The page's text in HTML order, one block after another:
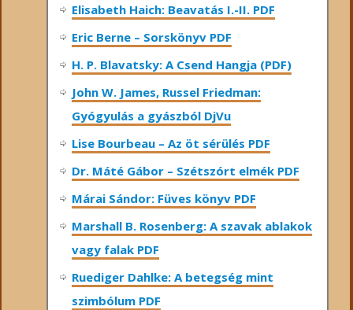
Elisabeth Haich: Beavatás I.-II. PDF
Eric Berne – Sorskönyv PDF
H. P. Blavatsky: A Csend Hangja (PDF)
John W. James, Russel Friedman:
Gyógyulás a gyászból DjVu
Lise Bourbeau – Az öt sérülés PDF
Dr. Máté Gábor – Szétszórt elmék PDF
Márai Sándor: Füves könyv PDF
Marshall B. Rosenberg: A szavak ablakok
vagy falak PDF
Ruediger Dahlke: A betegség mint
szimbólum PDF